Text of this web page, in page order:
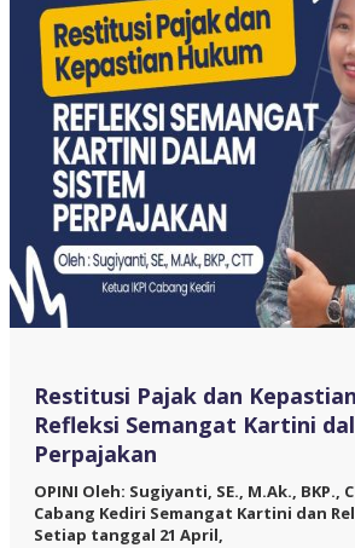
Restitusi Pajak dan
Refleksi Semangat Kartini
Perpajakan
OPINI Oleh: Sugiyanti, SE., M.Ak., BKP.,
Cabang Kediri Semangat Kartini dan
Setiap tanggal 21 April,